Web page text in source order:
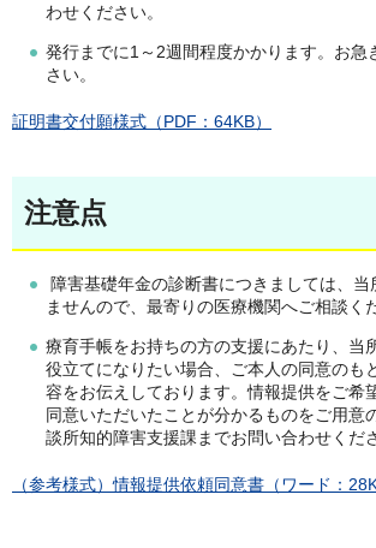
わせください。
発行までに1～2週間程度かかります。お急
さい。
証明書交付願様式（PDF：64KB）
注意点
障害基礎年金の診断書につきましては、当
ませんので、最寄りの医療機関へご相談く
療育手帳をお持ちの方の支援にあたり、当
役立てになりたい場合、ご本人の同意のも
容をお伝えしております。情報提供をご希
同意いただいたことが分かるものをご用意
談所知的障害支援課までお問い合わせくだ
（参考様式）情報提供依頼同意書（ワード：